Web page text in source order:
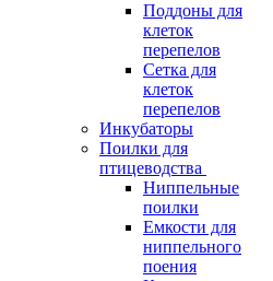
Поддоны для
клеток
перепелов
Сетка для
клеток
перепелов
Инкубаторы
Поилки для
птицеводства
Ниппельные
поилки
Емкости для
ниппельного
поения